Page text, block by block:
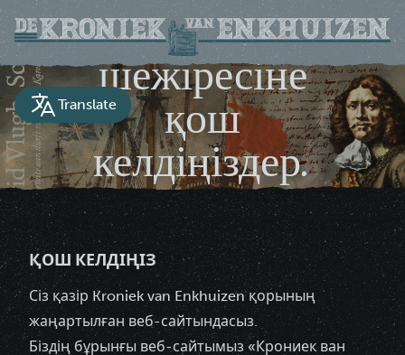
Translate
Енхуйзен
шежіресіне
қош
келдіңіздер.
Енхуйзен қаласына арналған тарихи
құжат
ҚОШ КЕЛДІҢІЗ
Сіз қазір Kroniek van Enkhuizen қорының
жаңартылған веб-сайтындасыз.
Біздің бұрынғы веб-сайтымыз «Крониек ван